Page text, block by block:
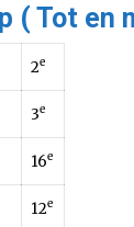
( Tot en
2e
3e
16e
12e